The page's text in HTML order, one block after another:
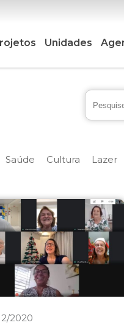
Unidades
Saúde Cultura Lazer
2020